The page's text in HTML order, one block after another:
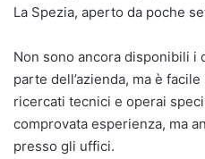
La Spezia, aperto da poche
Non sono ancora disponibili i
parte dell’azienda, ma è
ricercati tecnici e operai
comprovata esperienza, ma
presso gli uffici.